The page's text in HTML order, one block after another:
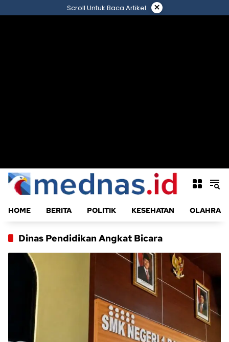
ke
Scroll Untuk Baca Artikel ×
HOME BERITA POLITIK KESEHATAN
Dinas Pendidikan Angkat Bicara